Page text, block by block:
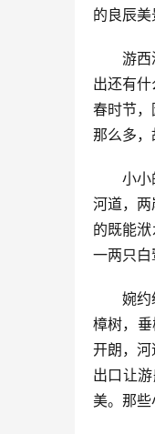
的良辰
游西
出还有
春时节
那么多，
小小
河道，
的既能
一两只白
婉约
樟树，
开朗，
出口让
美。那些